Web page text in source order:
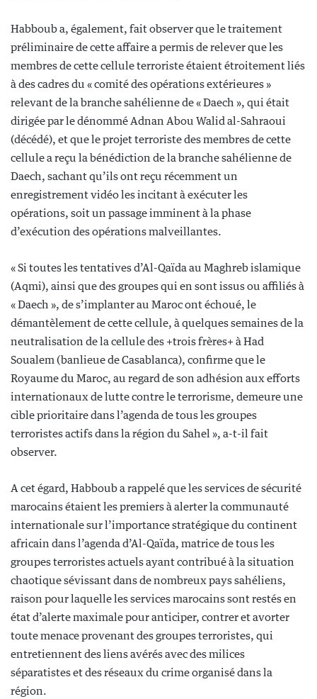
Habboub a, également, fait observer que le traitement
préliminaire de cette affaire a permis de relever que les
membres de cette cellule terroriste étaient étroitement liés
à des cadres du « comité des opérations extérieures »
relevant de la branche sahélienne de « Daech », qui était
dirigée par le dénommé Adnan Abou Walid al-Sahraoui
(décédé), et que le projet terroriste des membres de cette
cellule a reçu la bénédiction de la branche sahélienne de
Daech, sachant qu’ils ont reçu récemment un
enregistrement vidéo les incitant à exécuter les
opérations, soit un passage imminent à la phase
d’exécution des opérations malveillantes.
« Si toutes les tentatives d’Al-Qaïda au Maghreb islamique
(Aqmi), ainsi que des groupes qui en sont issus ou affiliés à
« Daech », de s’implanter au Maroc ont échoué, le
démantèlement de cette cellule, à quelques semaines de la
neutralisation de la cellule des +trois frères+ à Had
Soualem (banlieue de Casablanca), confirme que le
Royaume du Maroc, au regard de son adhésion aux efforts
internationaux de lutte contre le terrorisme, demeure une
cible prioritaire dans l’agenda de tous les groupes
terroristes actifs dans la région du Sahel », a-t-il fait
observer.
A cet égard, Habboub a rappelé que les services de sécurité
marocains étaient les premiers à alerter la communauté
internationale sur l’importance stratégique du continent
africain dans l’agenda d’Al-Qaïda, matrice de tous les
groupes terroristes actuels ayant contribué à la situation
chaotique sévissant dans de nombreux pays sahéliens,
raison pour laquelle les services marocains sont restés en
état d’alerte maximale pour anticiper, contrer et avorter
toute menace provenant des groupes terroristes, qui
entretiennent des liens avérés avec des milices
séparatistes et des réseaux du crime organisé dans la
région.